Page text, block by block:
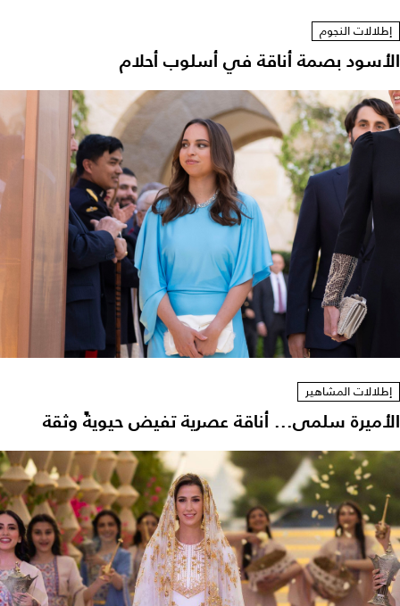
إطلالات النجوم
الأسود بصمة أناقة في أسلوب أحلام
إطلالات المشاهير
الأميرة سلمى... أناقة عصرية تفيض حيويةً وثقة